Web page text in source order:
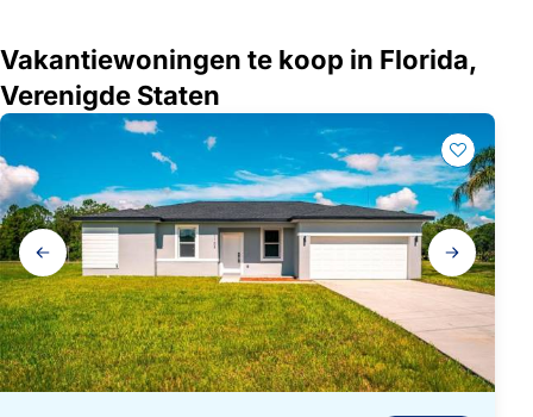
Vakantiewoningen te koop in Florida,
Verenigde Staten
Galerij
navigatie